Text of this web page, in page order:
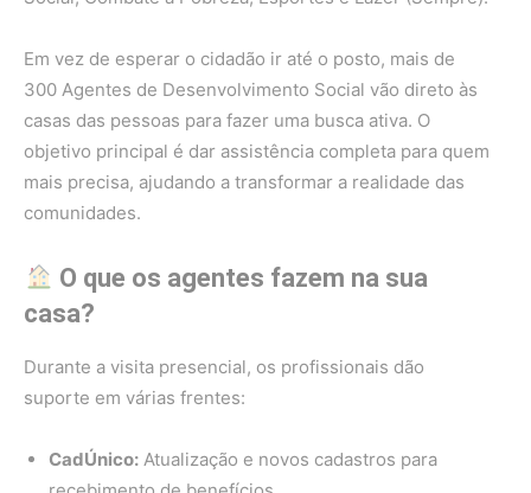
Em vez de esperar o cidadão ir até o posto, mais de
300 Agentes de Desenvolvimento Social vão direto às
casas das pessoas para fazer uma busca ativa. O
objetivo principal é dar assistência completa para quem
mais precisa, ajudando a transformar a realidade das
comunidades.
O que os agentes fazem na sua
casa?
Durante a visita presencial, os profissionais dão
suporte em várias frentes:
CadÚnico: Atualização e novos cadastros para